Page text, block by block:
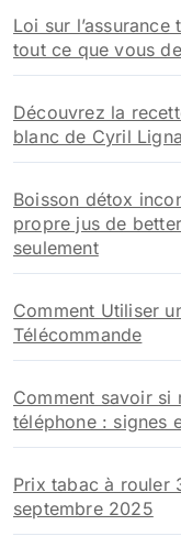
:Loi sur
tout ce que vous
Découvrez la
blanc de Cyril
Boisson détox
propre jus de
seulement
Comment Utiliser
Télécommande
Comment savoir si
téléphone : signes
Prix tabac à rouler
septembre 2025